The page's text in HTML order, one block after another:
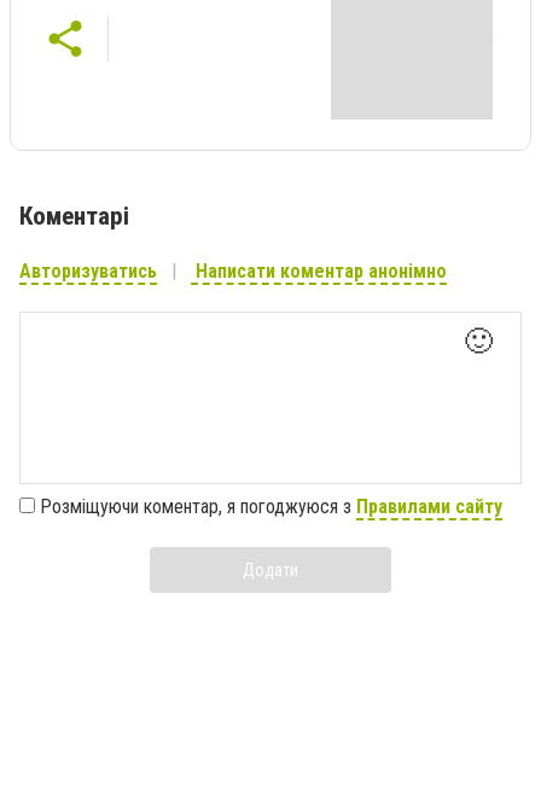
Коментарі
Авторизуватись Написати коментар анонімно
🙂
Розміщуючи коментар, я погоджуюся з Правилами сайту
Додати